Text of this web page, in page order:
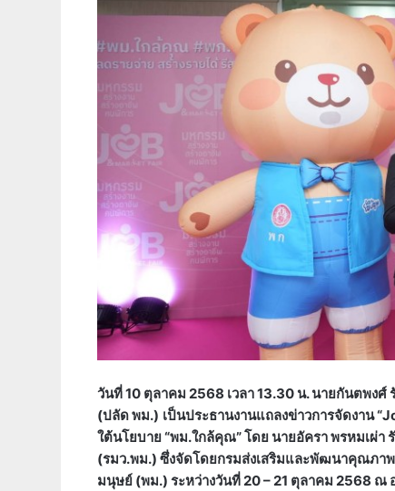
วันที่ 10 ตุลาคม 2568 เวลา 13.30 น. นายกันตพง
(ปลัด พม.) เป็นประธานงานแถลงข่าวการจัดงาน
ใต้นโยบาย “พม.ใกล้คุณ” โดย นายอัครา พรหมเผ่
(รมว.พม.) ซึ่งจัดโดยกรมส่งเสริมและพัฒนาคุณภา
มนุษย์ (พม.) ระหว่างวันที่ 20 – 21 ตุลาคม 2568 ณ